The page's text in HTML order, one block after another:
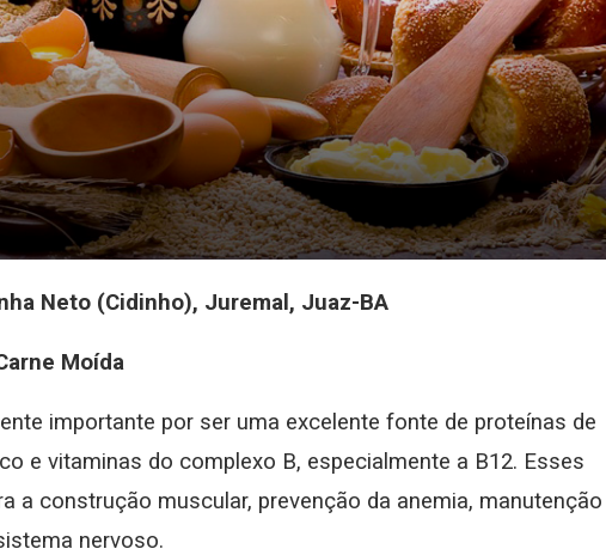
Neto (Cidinho), Juremal, Juaz-BA
Moída
importante por ser uma excelente fonte de proteínas de
e vitaminas do complexo B, especialmente a B12. Esses
a construção muscular, prevenção da anemia, manutenção
nervoso.